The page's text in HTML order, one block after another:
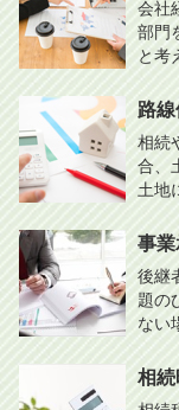
会社
部門
と考
路
相続
合、
土地
事業
後継
題の
ない
相続